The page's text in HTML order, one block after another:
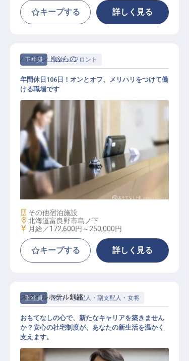
キープする 詳しく見る
正社員 宿泊 フロント
フロント
ハイランドふらの
年間休日106日！オンとオフ、メリハリをつけて働
ける職場です
施設業態
その他宿泊施設
勤務地
北海道富良野市島ノ下
給与
月給／172,600円～ 250,000円
キープする 詳しく見る
正社員 宿泊 支配人・副支配人・女将
スマイルホテル釧路
おもてなしの心で、新たなキャリアを築きません
か？安心の社宅制度が、あなたの新生活を温かく
支えます。